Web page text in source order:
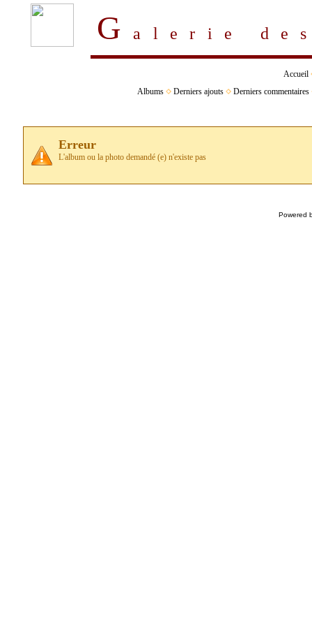
Galerie
Accueil
Albums
Derniers ajouts Derniers commentaires
Erreur
L'album ou la photo demandé (e) n'existe pas
Powered